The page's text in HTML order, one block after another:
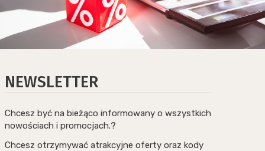
NEWSLETTER
Chcesz być na bieżąco informowany o wszystkich
nowościach i promocjach.?
Chcesz otrzymywać atrakcyjne oferty oraz kody